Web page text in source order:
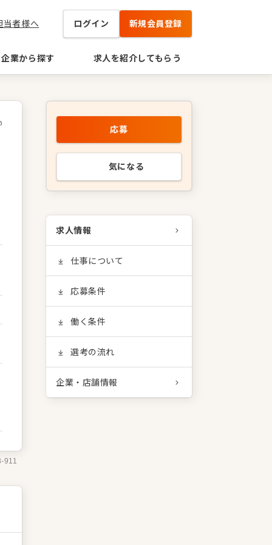
当者様へ ログイン 新規会員登録
企業から探す 求人を紹介してもらう
911
応募
気になる
求人情報
仕事について
応募条件
働く条件
選考の流れ
企業・店舗情報